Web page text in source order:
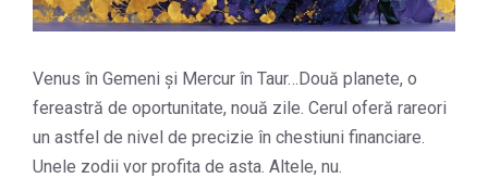
Venus în Gemeni și Mercur în Taur…Două planete, o
fereastră de oportunitate, nouă zile. Cerul oferă rareori
un astfel de nivel de precizie în chestiuni financiare.
Unele zodii vor profita de asta. Altele, nu.